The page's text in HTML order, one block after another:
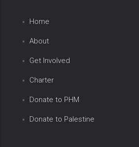
Home
About
Get Involved
Charter
Donate to PHM
Donate to Palestine